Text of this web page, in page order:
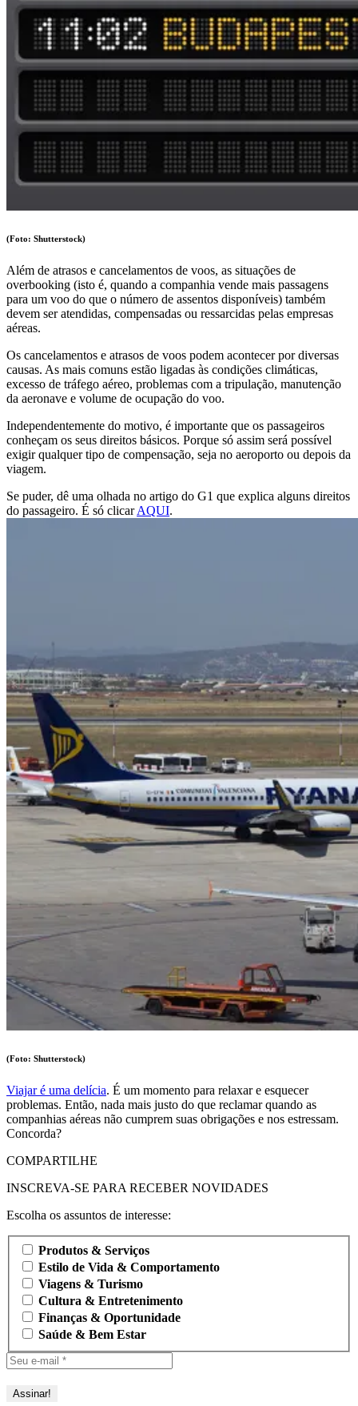
(Foto: Shutterstock)
Além de atrasos e cancelamentos de voos, as situações de
overbooking (isto é, quando a companhia vende mais passagens
para um voo do que o número de assentos disponíveis) também
devem ser atendidas, compensadas ou ressarcidas pelas empresas
aéreas.
Os cancelamentos e atrasos de voos podem acontecer por diversas
causas. As mais comuns estão ligadas às condições climáticas,
excesso de tráfego aéreo, problemas com a tripulação, manutenção
da aeronave e volume de ocupação do voo.
Independentemente do motivo, é importante que os passageiros
conheçam os seus direitos básicos. Porque só assim será possível
exigir qualquer tipo de compensação, seja no aeroporto ou depois da
viagem.
Se puder, dê uma olhada no artigo do G1 que explica alguns direitos
do passageiro. É só clicarAQUI.
(Foto: Shutterstock)
Viajar é uma delícia. É um momento para relaxar e esquecer
problemas. Então, nada mais justo do que reclamar quando as
companhias aéreas não cumprem suas obrigações e nos estressam.
Concorda?
COMPARTILHE
INSCREVA-SE PARA RECEBER NOVIDADES
Escolha os assuntos de interesse:
Produtos & Serviços
Estilo de Vida & Comportamento
Viagens & Turismo
Cultura & Entretenimento
Finanças & Oportunidade
Saúde & Bem Estar